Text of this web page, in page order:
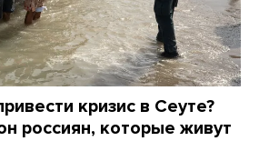
кризис в Сеуте?
россиян, которые живут